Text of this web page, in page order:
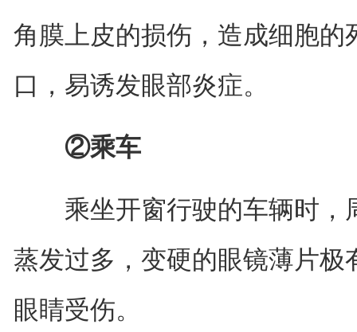
角膜上皮的损伤，造成细胞的
口，易诱发眼部炎症。
②乘车
乘坐开窗行驶的车辆时，
蒸发过多，变硬的眼镜薄片
眼睛受伤。